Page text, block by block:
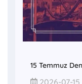
15 Temmuz
2026-07-15